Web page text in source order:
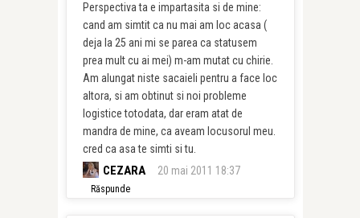
Perspectiva ta e impartasita si de mine:
cand am simtit ca nu mai am loc acasa (
deja la 25 ani mi se parea ca statusem
prea mult cu ai mei) m-am mutat cu chirie.
Am alungat niste sacaieli pentru a face loc
altora, si am obtinut si noi probleme
logistice totodata, dar eram atat de
mandra de mine, ca aveam locusorul meu.
cred ca asa te simti si tu.
CEZARA 20 mai 2011 18:37
Răspunde